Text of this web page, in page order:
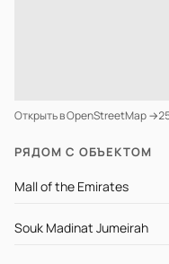
Открыть в OpenStreetMap →
РЯДОМ С ОБЪЕКТОМ
Mall of the Emirates
Souk Madinat Jumeirah